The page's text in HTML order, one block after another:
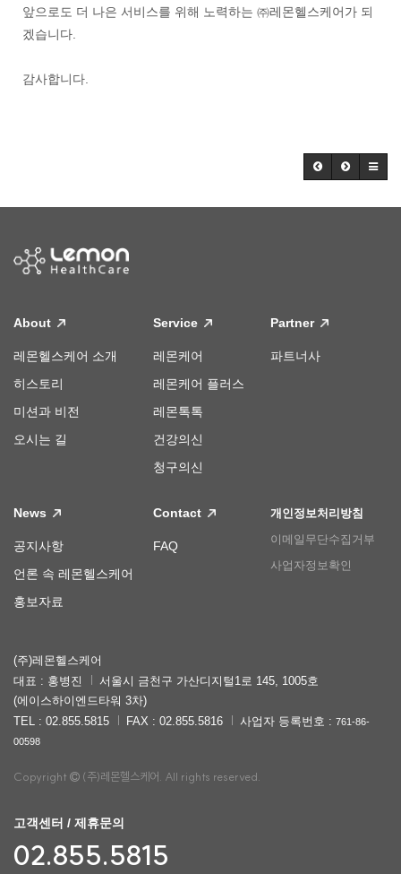
앞으로도 더 나은 서비스를 위해 노력하는 ㈜레몬헬스케어가 되
겠습니다.
감사합니다.
About
레몬헬스케어 소개
히스토리
미션과 비전
오시는 길
Service
레몬케어
레몬케어 플러스
레몬톡톡
건강의신
청구의신
Partner
파트너사
News
공지사항
언론 속 레몬헬스케어
홍보자료
Contact
FAQ
개인정보처리방침
이메일무단수집거부
사업자정보확인
(주)레몬헬스케어
대표 : 홍병진
서울시 금천구 가산디지털1로 145, 1005호
(에이스하이엔드타워 3차)
TEL : 02.855.5815
FAX : 02.855.5816 사업자 등록번호 : 761-86-
00598
Copyright (주)레몬헬스케어. All rights reserved.
고객센터 / 제휴문의
02.855.5815